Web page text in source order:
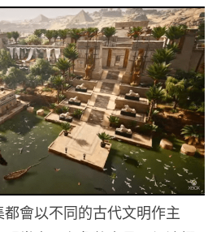
都會以不同的古代文明作主